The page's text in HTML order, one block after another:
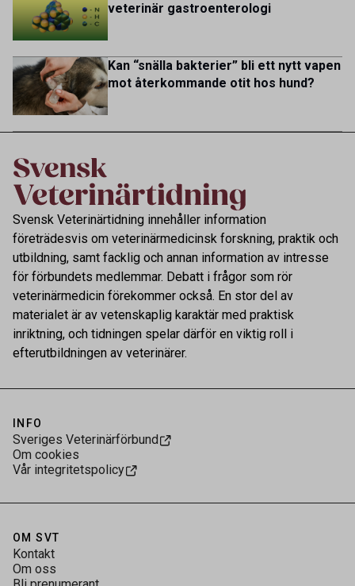
veterinär gastroenterologi
Kan “snälla bakterier” bli ett nytt vapen
mot återkommande otit hos hund?
Svensk Veterinärtidning innehåller information
företrädesvis om veterinärmedicinsk forskning, praktik och
utbildning, samt facklig och annan information av intresse
för förbundets medlemmar. Debatt i frågor som rör
veterinärmedicin förekommer också. En stor del av
materialet är av vetenskaplig karaktär med praktisk
inriktning, och tidningen spelar därför en viktig roll i
efterutbildningen av veterinärer.
INFO
Sveriges Veterinärförbund
Om cookies
Vår integritetspolicy
OM SVT
Kontakt
Om oss